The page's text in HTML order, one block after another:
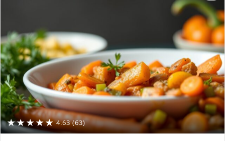
★★★★★ 4.63 (63)